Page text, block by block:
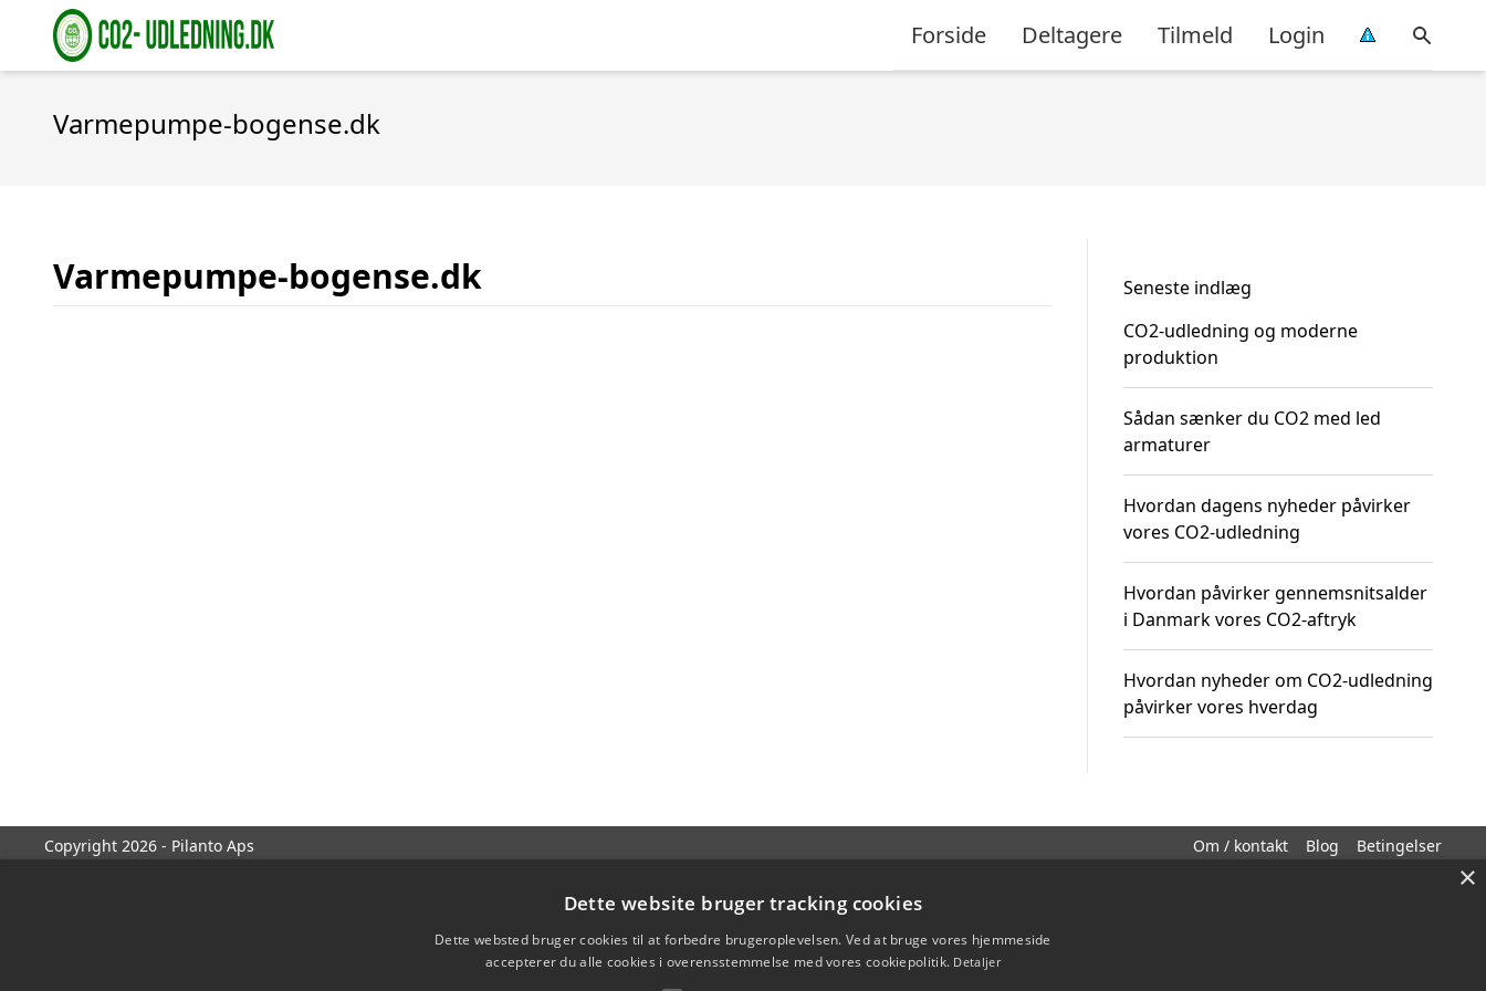
Forside Deltagere Tilmeld Login
Varmepumpe-bogense.dk
Varmepumpe-bogense.dk
Seneste indlæg
CO2-udledning og moderne
produktion
Sådan sænker du CO2 med led
armaturer
Hvordan dagens nyheder påvirker
vores CO2-udledning
Hvordan påvirker gennemsnitsalder
i Danmark vores CO2-aftryk
Hvordan nyheder om CO2-udledning
påvirker vores hverdag
Copyright 2026 - Pilanto Aps Om / kontakt Blog Betingelser
×
Dette website bruger tracking cookies
Dette websted bruger cookies til at forbedre brugeroplevelsen. Ved at bruge vores hjemmeside
accepterer du alle cookies i overensstemmelse med vores cookiepolitik. Detaljer